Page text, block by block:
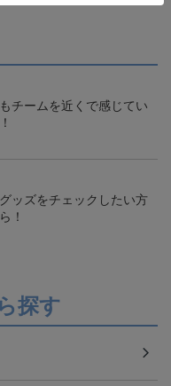
チームを近くで感じてい
ッズをチェックしたい方
！
探す